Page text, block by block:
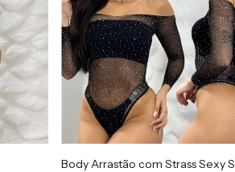
Body Arrastão com Strass Sexy